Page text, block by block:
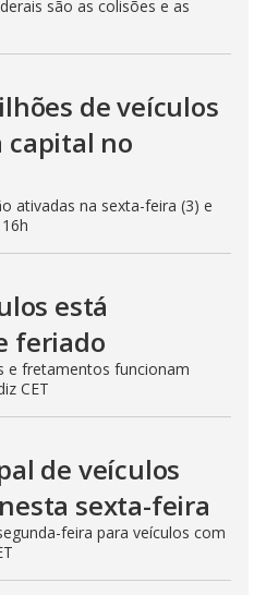
são as colisões e as
de veículos
capital no
ativadas na sexta-feira (3) e
está
feriado
e fretamentos funcionam
CET
de veículos
sexta-feira
feira para veículos com